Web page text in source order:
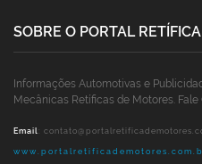
SOBRE O PORTAL RETÍFICA
Informações Automotivas e
Mecânicas Retíficas de Motores. Fale
Email: